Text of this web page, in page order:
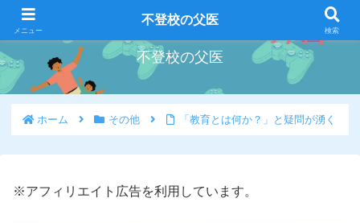
好きな事を好きな時にやろう
不登校の父医
ホーム その他 「教育とは何か？」と疑問が湧く
※アフィリエイト広告を利用しています。
メニュー
不登校の父医
検索